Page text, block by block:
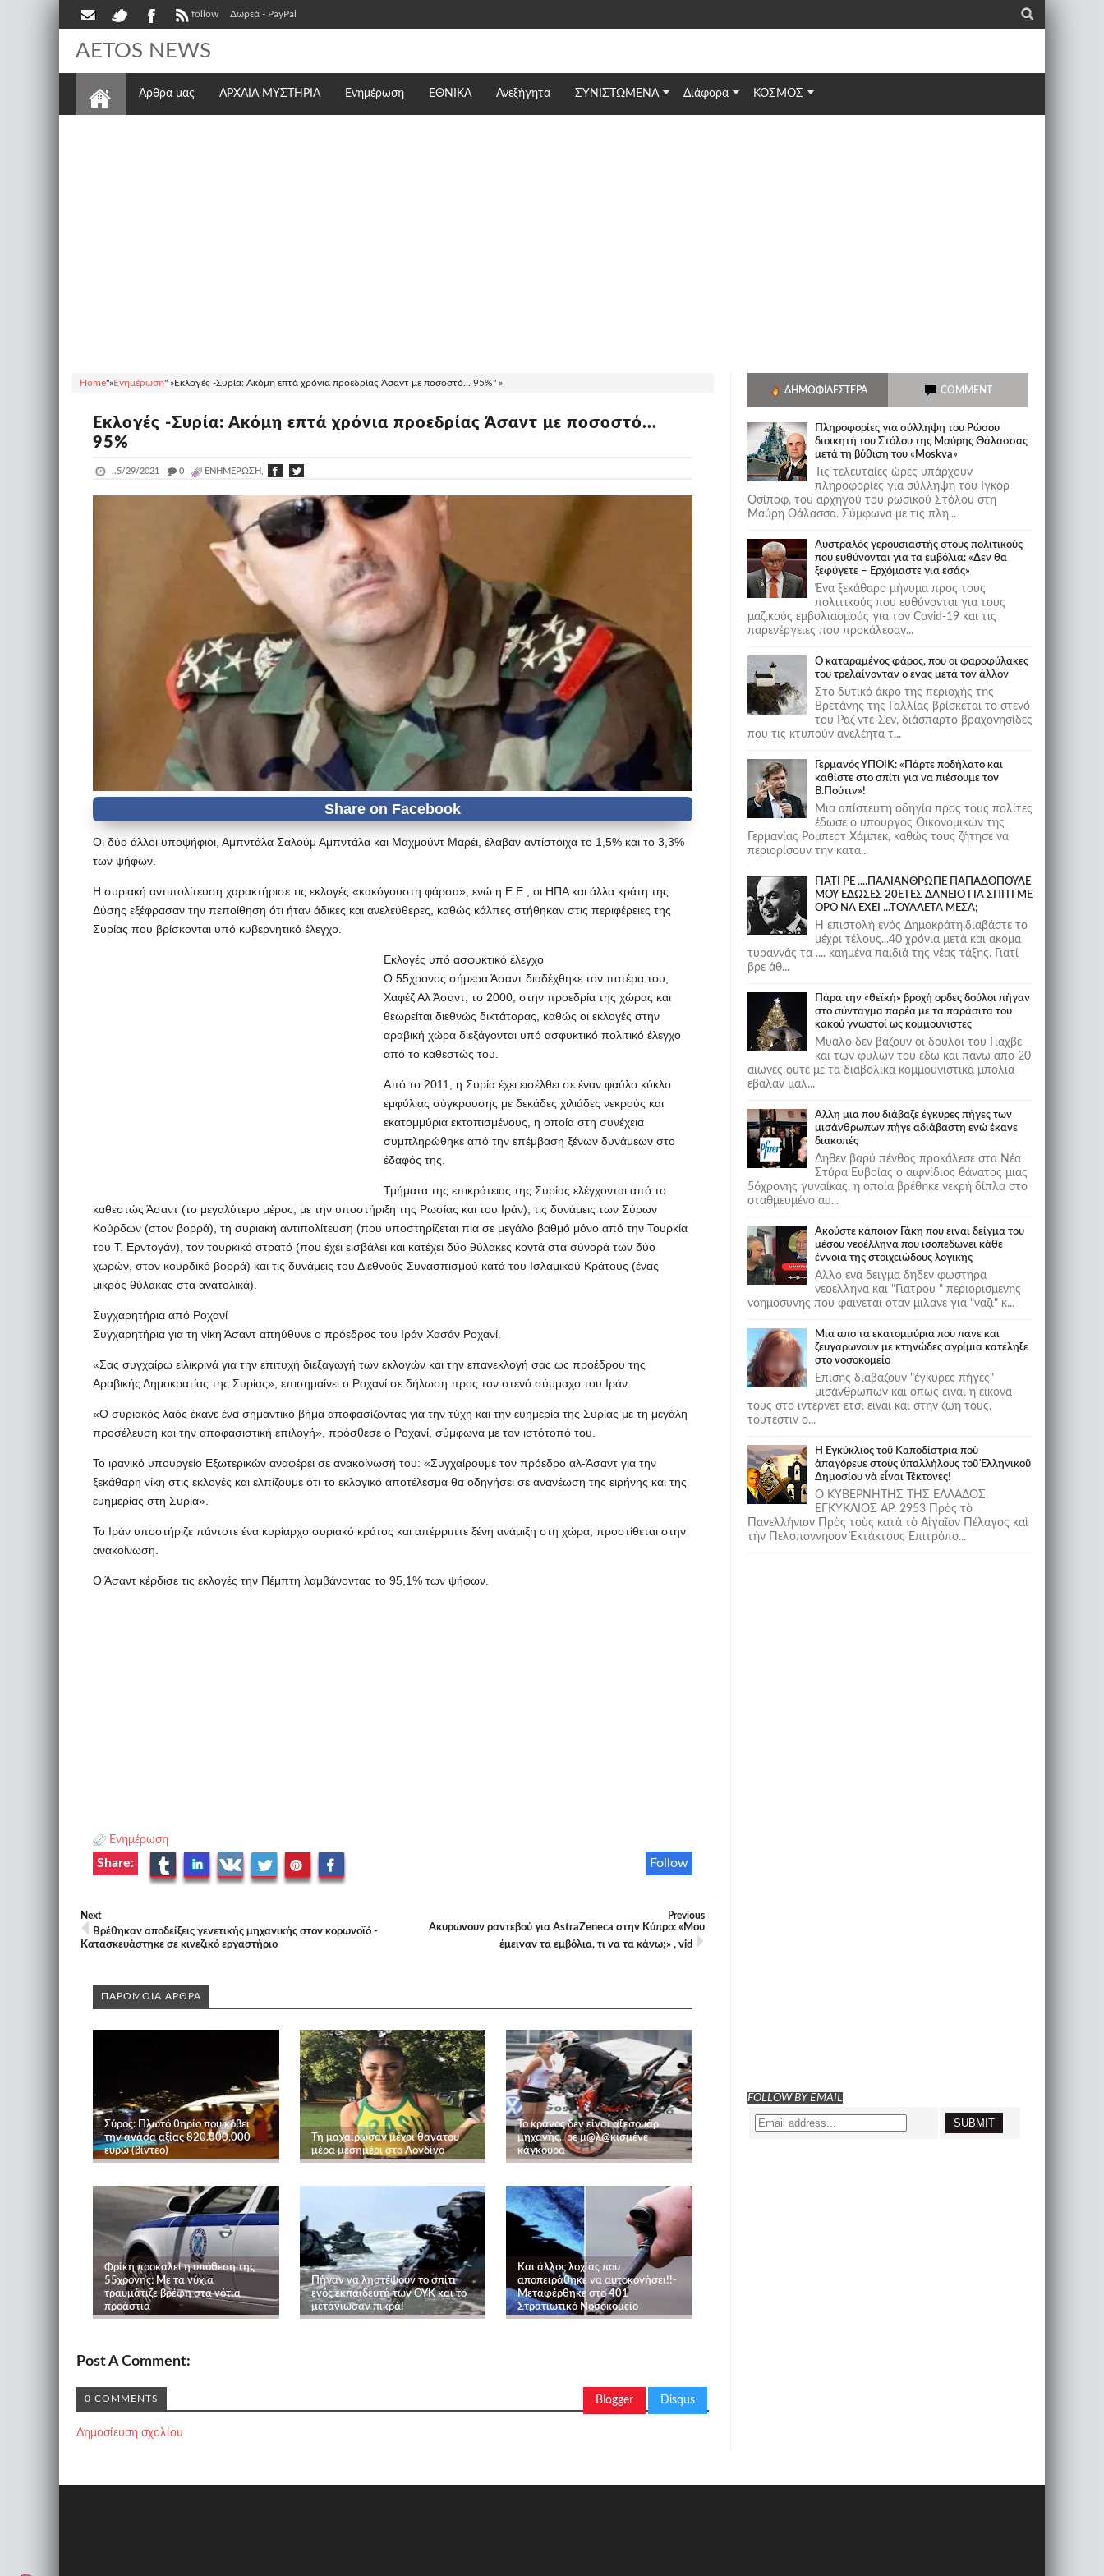
follow Δωρεά - PayPal _
AETOS NEWS
Άρθρα μας ΑΡΧΑΙΑ ΜΥΣΤΗΡΙΑ Ενημέρωση ΕΘΝΙΚΆ Ανεξήγητα ΣΥΝΙΣΤΩΜΕΝΑ Διάφορα ΚΟΣΜΟΣ
Home"»Ενημέρωση" »Εκλογές -Συρία: Ακόμη επτά χρόνια προεδρίας Άσαντ με ποσοστό... 95%" »
Εκλογές -Συρία: Ακόμη επτά χρόνια προεδρίας Άσαντ με ποσοστό...
95%
..5/29/2021 _ 0 ΕΝΗΜΈΡΩΣΗ,
Οι δύο άλλοι υποψήφιοι, Αμπντάλα Σαλούμ Αμπντάλα και Μαχμούντ Μαρέι, έλαβαν αντίστοιχα το 1,5% και το 3,3%
των ψήφων.
Η συριακή αντιπολίτευση χαρακτήρισε τις εκλογές «κακόγουστη φάρσα», ενώ η Ε.Ε., οι ΗΠΑ και άλλα κράτη της
Δύσης εξέφρασαν την πεποίθηση ότι ήταν άδικες και ανελεύθερες, καθώς κάλπες στήθηκαν στις περιφέρειες της
Συρίας που βρίσκονται υπό κυβερνητικό έλεγχο.
Εκλογές υπό ασφυκτικό έλεγχο
Ο 55χρονος σήμερα Άσαντ διαδέχθηκε τον πατέρα του,
Χαφέζ Αλ Άσαντ, το 2000, στην προεδρία της χώρας και
θεωρείται διεθνώς δικτάτορας, καθώς οι εκλογές στην
αραβική χώρα διεξάγονται υπό ασφυκτικό πολιτικό έλεγχο
από το καθεστώς του.
Από το 2011, η Συρία έχει εισέλθει σε έναν φαύλο κύκλο
εμφύλιας σύγκρουσης με δεκάδες χιλιάδες νεκρούς και
εκατομμύρια εκτοπισμένους, η οποία στη συνέχεια
συμπληρώθηκε από την επέμβαση ξένων δυνάμεων στο
έδαφός της.
Τμήματα της επικράτειας της Συρίας ελέγχονται από το
καθεστώς Άσαντ (το μεγαλύτερο μέρος, με την υποστήριξη της Ρωσίας και του Ιράν), τις δυνάμεις των Σύρων
Κούρδων (στον βορρά), τη συριακή αντιπολίτευση (που υποστηρίζεται πια σε μεγάλο βαθμό μόνο από την Τουρκία
του Τ. Ερντογάν), τον τουρκικό στρατό (που έχει εισβάλει και κατέχει δύο θύλακες κοντά στα σύνορά των δύο
χωρών, στον κουρδικό βορρά) και τις δυνάμεις του Διεθνούς Συνασπισμού κατά του Ισλαμικού Κράτους (ένας
μικρός θύλακας στα ανατολικά).
Συγχαρητήρια από Ροχανί
Συγχαρητήρια για τη νίκη Άσαντ απηύθυνε ο πρόεδρος του Ιράν Χασάν Ροχανί.
«Σας συγχαίρω ειλικρινά για την επιτυχή διεξαγωγή των εκλογών και την επανεκλογή σας ως προέδρου της
Αραβικής Δημοκρατίας της Συρίας», επισημαίνει ο Ροχανί σε δήλωση προς τον στενό σύμμαχο του Ιράν.
«Ο συριακός λαός έκανε ένα σημαντικό βήμα αποφασίζοντας για την τύχη και την ευημερία της Συρίας με τη μεγάλη
προσέλευση και την αποφασιστική επιλογή», πρόσθεσε ο Ροχανί, σύμφωνα με τον ιστότοπό του.
Το ιρανικό υπουργείο Εξωτερικών αναφέρει σε ανακοίνωσή του: «Συγχαίρουμε τον πρόεδρο αλ-Άσαντ για την
ξεκάθαρη νίκη στις εκλογές και ελπίζουμε ότι το εκλογικό αποτέλεσμα θα οδηγήσει σε ανανέωση της ειρήνης και της
ευημερίας στη Συρία».
Το Ιράν υποστήριζε πάντοτε ένα κυρίαρχο συριακό κράτος και απέρριπτε ξένη ανάμιξη στη χώρα, προστίθεται στην
ανακοίνωση.
Ο Άσαντ κέρδισε τις εκλογές την Πέμπτη λαμβάνοντας το 95,1% των ψήφων.
Ενημέρωση
Follow
Share:
Next
Βρέθηκαν αποδείξεις γενετικής μηχανικής στον κορωνοϊό -
Κατασκευάστηκε σε κινεζικό εργαστήριο
Previous
Ακυρώνουν ραντεβού για AstraZeneca στην Κύπρο: «Μου
έμειναν τα εμβόλια, τι να τα κάνω;» , vid
ΠΑΡΟΜΟΙΑ ΑΡΘΡΑ
Σύρος: Πλωτό θηρίο που κόβει
την ανάσα αξίας 820.000.000
ευρώ (βίντεο)
Τη μαχαίρωσαν μέχρι θανάτου
μέρα μεσημέρι στο Λονδίνο
Το κράνος δεν είναι αξεσουάρ
μηχανής.. ρε μ@λ@κισμένε
κάγκουρα
Φρίκη προκαλεί η υπόθεση της
55χρονης: Με τα νύχια
τραυμάτιζε βρέφη στα νότια
προάστια
Πήγαν να ληστέψουν το σπίτι
ενός εκπαιδευτή των ΟΥΚ και το
μετάνιωσαν πικρά!
Και άλλος λοχίας που
αποπειράθηκε να αυτοκονήσει!!-
Μεταφέρθηκε στο 401
Στρατιωτικό Νοσοκομείο
Post A Comment:
Blogger Disqus
0 COMMENTS
Δημοσίευση σχολίου
ΔΗΜΟΦΙΛΈΣΤΕΡΑ COMMENT
Πληροφορίες για σύλληψη του Ρώσου
διοικητή του Στόλου της Mαύρης Θάλασσας
μετά τη βύθιση του «Moskva»
Τις τελευταίες ώρες υπάρχουν
πληροφορίες για σύλληψη του Ιγκόρ
Οσίποφ, του αρχηγού του ρωσικού Στόλου στη
Μαύρη Θάλασσα. Σύμφωνα με τις πλη...
Αυστραλός γερουσιαστής στους πολιτικούς
που ευθύνονται για τα εμβόλια: «Δεν θα
ξεφύγετε – Ερχόμαστε για εσάς»
Ένα ξεκάθαρο μήνυμα προς τους
πολιτικούς που ευθύνονται για τους
μαζικούς εμβολιασμούς για τον Covid-19 και τις
παρενέργειες που προκάλεσαν...
Ο καταραμένος φάρος, που οι φαροφύλακες
του τρελαίνονταν ο ένας μετά τον άλλον
Στο δυτικό άκρο της περιοχής της
Βρετάνης της Γαλλίας βρίσκεται το στενό
του Ραζ-ντε-Σεν, διάσπαρτο βραχονησίδες
που τις κτυπούν ανελέητα τ...
Γερμανός ΥΠΟΙΚ: «Πάρτε ποδήλατο και
καθίστε στο σπίτι για να πιέσουμε τον
Β.Πούτιν»!
Μια απίστευτη οδηγία προς τους πολίτες
έδωσε ο υπουργός Οικονομικών της
Γερμανίας Ρόμπερτ Χάμπεκ, καθώς τους ζήτησε να
περιορίσουν την κατα...
ΓΙΑΤΙ ΡΕ ....ΠΑΛΙΑΝΘΡΩΠΕ ΠΑΠΑΔΟΠΟΥΛΕ
ΜΟΥ ΕΔΩΣΕΣ 20ΕΤΕΣ ΔΑΝΕΙΟ ΓΙΑ ΣΠΙΤΙ ΜΕ
ΟΡΟ ΝΑ ΕΧΕΙ ...ΤΟΥΑΛΕΤΑ ΜΕΣΑ;
Η επιστολή ενός Δημοκράτη,διαβάστε το
μέχρι τέλους...40 χρόνια μετά και ακόμα
τυραννάς τα .... καημένα παιδιά της νέας τάξης. Γιατί
βρε άθ...
Πάρα την «θεϊκή» βροχή ορδες δούλοι πήγαν
στο σύνταγμα παρέα με τα παράσιτα του
κακού γνωστοί ως κομμουνιστες
Μυαλο δεν βαζουν οι δουλοι του Γιαχβε
και των φυλων του εδω και πανω απο 20
αιωνες ουτε με τα διαβολικα κομμουνιστικα μπολια
εβαλαν μαλ...
Άλλη μια που διάβαζε έγκυρες πήγες των
μισάνθρωπων πήγε αδιάβαστη ενώ έκανε
διακοπές
Δηθεν βαρύ πένθος προκάλεσε στα Νέα
Στύρα Ευβοίας ο αιφνίδιος θάνατος μιας
56χρονης γυναίκας, η οποία βρέθηκε νεκρή δίπλα στο
σταθμευμένο αυ...
Ακούστε κάποιον Γάκη που ειναι δείγμα του
μέσου νεοέλληνα που ισοπεδώνει κάθε
έννοια της στοιχειώδους λογικής
Αλλο ενα δειγμα δηδεν φωστηρα
νεοελληνα και "Γιατρου " περιορισμενης
νοημοσυνης που φαινεται οταν μιλανε για "ναζι" κ...
Μια απο τα εκατομμύρια που πανε και
ζευγαρωνουν με κτηνώδες αγρίμια κατέληξε
στο νοσοκομείο
Επισης διαβαζουν "έγκυρες πήγες"
μισάνθρωπων και οπως ειναι η εικονα
τους στο ιντερνετ ετσι ειναι και στην ζωη τους,
τουτεστιν ο...
Ἡ Ἐγκύκλιος τοῦ Καποδίστρια ποὺ
ἀπαγόρευε στοὺς ὑπαλλήλους τοῦ Ἑλληνικοῦ
Δημοσίου νὰ εἶναι Τέκτονες!
Ο ΚΥΒΕΡΝΗΤΗΣ ΤΗΣ ΕΛΛΑΔΟΣ
ΕΓΚΥΚΛΙΟΣ ΑΡ. 2953 Πρὸς τὸ
Πανελλήνιον Πρὸς τοὺς κατὰ τὸ Αἰγαῖον Πέλαγος καὶ
τὴν Πελοπόννησον Ἐκτάκτους Ἐπιτρόπο...
FOLLOW BY EMAIL